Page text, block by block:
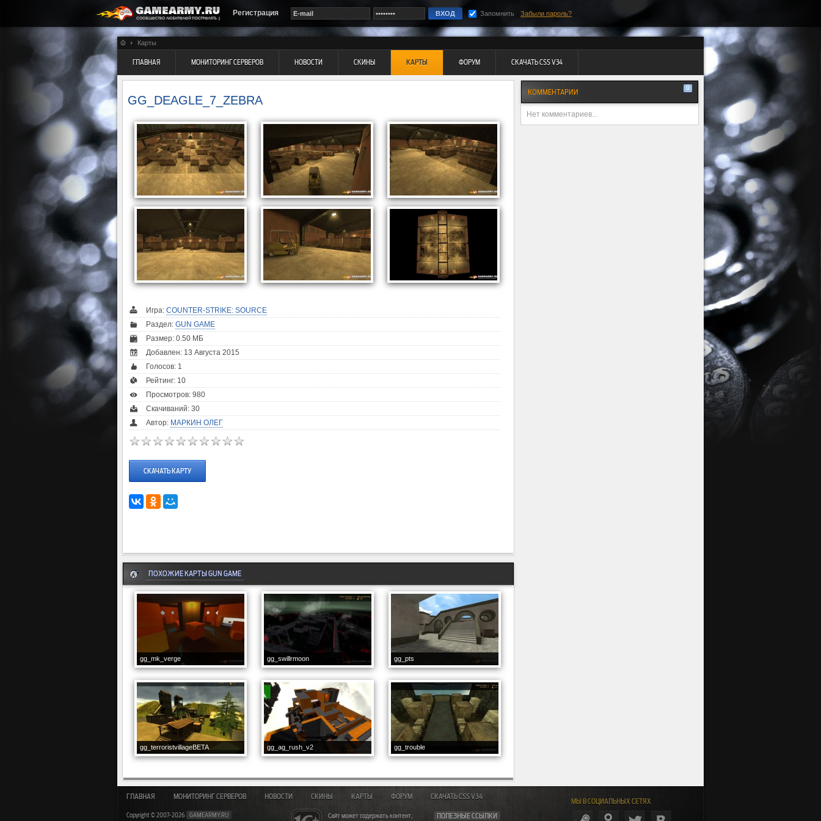
Регистрация Запомнить Забыли пароль?
Карты
ГЛАВНАЯ МОНИТОРИНГ СЕРВЕРОВ НОВОСТИ СКИНЫ КАРТЫ ФОРУМ СКАЧАТЬ CSS V34
GG_DEAGLE_7_ZEBRA
Игра: COUNTER-STRIKE: SOURCE
Раздел: GUN GAME
Размер: 0.50 МБ
Добавлен: 13 Августа 2015
Голосов: 1
Рейтинг: 10
Просмотров: 980
Скачиваний: 30
Автор: МАРКИН ОЛЕГ
СКАЧАТЬ КАРТУ
ПОХОЖИЕ КАРТЫ GUN GAME
gg_mk_verge gg_swillrmoon gg_pts
gg_terroristvillageBETA gg_ag_rush_v2 gg_trouble
КОММЕНТАРИИ 0
Нет комментариев...
МЫ В СОЦИАЛЬНЫХ СЕТЯХ
Сайт может содержать контент,
ПОЛЕЗНЫЕ ССЫЛКИ
ГЛАВНАЯ МОНИТОРИНГ СЕРВЕРОВ НОВОСТИ СКИНЫ КАРТЫ ФОРУМ СКАЧАТЬ CSS V34
Copyright © 2007-2026
GAMEARMY.RU